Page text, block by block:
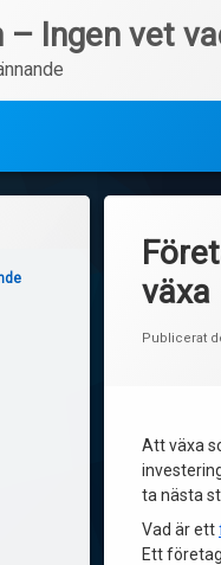
– Ingen vet
växa
Publicerat
Att växa
ta nästa
Vad är ett
Ett